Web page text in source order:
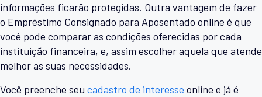
informações ficarão protegidas. Outra vantagem de fazer
o Empréstimo Consignado para Aposentado online é que
você pode comparar as condições oferecidas por cada
instituição financeira, e, assim escolher aquela que atende
melhor as suas necessidades.
Você preenche seu cadastro de interesse online e já é